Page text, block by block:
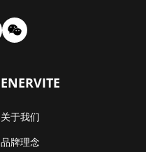
ENERVITE
关于我们
品牌理念